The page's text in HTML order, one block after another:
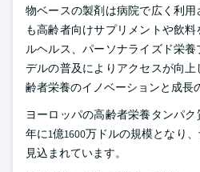
物ベースの製剤は病院で広く利
も高齢者向けサプリメントや飲
ルヘルス、パーソナライズド栄
デルの普及によりアクセスが向
齢者栄養のイノベーションと成長
ヨーロッパの高齢者栄養タンパ
年に1億1600万ドルの規模となり
見込まれています。